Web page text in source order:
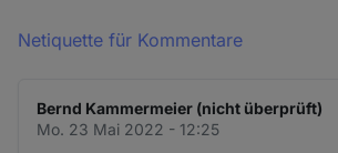
Netiquette für Kommentare
Bernd Kammermeier (nicht überprüft)
Mo. 23 Mai 2022 - 12:25